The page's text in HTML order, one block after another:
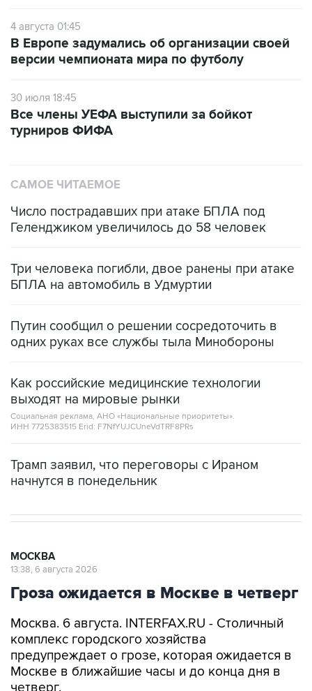
4 августа 01:45
В Европе задумались об организации своей
версии чемпионата мира по футболу
30 июля 18:45
Все члены УЕФА выступили за бойкот
турниров ФИФА
САМОЕ ЧИТАЕМОЕ
Число пострадавших при атаке БПЛА под
Геленджиком увеличилось до 58 человек
Три человека погибли, двое ранены при атаке
БПЛА на автомобиль в Удмуртии
Путин сообщил о решении сосредоточить в
одних руках все службы тыла Минобороны
Как российские медицинские технологии
выходят на мировые рынки
Социальная реклама, АНО «Национальные приоритеты».
ИНН 7725383515 Erid: F7NfYUJCUneVdTRF8PRs
Трамп заявил, что переговоры с Ираном
начнутся в понедельник
МОСКВА
13:38, 6 августа 2026
Гроза ожидается в Москве в четверг
Москва. 6 августа. INTERFAX.RU - Столичный
комплекс городского хозяйства
предупреждает о грозе, которая ожидается в
Москве в ближайшие часы и до конца дня в